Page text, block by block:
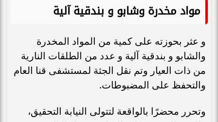
مواد مخدرة وشابو و بندقية آلية
و عثر بحوزته على كمية من المواد المخدرة
والشابو و بندقية آلية و عدد من الطلقات النارية
من ذات العيار وتم نقل الجثة لمستشفى قنا العام
والتحفظ على المضبوطات.
وتحرر محضرًا بالواقعة لتتولى النيابة التحقيق،